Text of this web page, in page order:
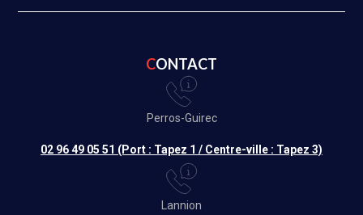
CONTACT
Perros-Guirec
02 96 49 05 51 (Port : Tapez 1 / Centre-ville : Tapez 3)
Lannion